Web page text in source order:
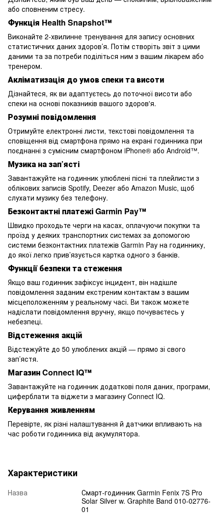
або сповненим стресу.
Функція Health Snapshot™
Виконайте 2-хвилинне тренування для запису основних
статистичних даних здоров’я. Потім створіть звіт з цими
даними та за потреби поділіться ним з вашим лікарем або
тренером.
Акліматизація до умов спеки та висоти
Дізнайтеся, як ви адаптуєтесь до поточної висоти або
спеки на основі показників вашого здоров'я.
Розумні повідомлення
Отримуйте електронні листи, текстові повідомлення та
сповіщення від смартфона прямо на екрані годинника при
поєднанні з сумісним смартфоном iPhone® або Android™.
Музика на зап’ясті
Завантажуйте на годинник улюблені пісні та плейлисти з
облікових записів Spotify, Deezer або Amazon Music, щоб
слухати музику без телефону.
Безконтактні платежі Garmin Pay™
Швидко проходьте черги на касах, оплачуючи покупки та
проїзд у деяких транспортних системах за допомогою
системи безконтактних платежів Garmin Pay на годиннику,
до якої легко прив’язується картка одного з банків.
Функції безпеки та стеження
Якщо ваш годинник зафіксує інцидент, він надішле
повідомлення заданим екстреним контактам з вашим
місцеположенням у реальному часі. Ви також можете
надіслати повідомлення вручну, якщо почуваєтесь у
небезпеці.
Відстеження акцій
Відстежуйте до 50 улюблених акцій — прямо зі свого
зап’ястя.
Магазин Connect IQ™
Завантажуйте на годинник додаткові поля даних, програми,
циферблати та віджети з магазину Connect IQ.
Керування живленням
Перевірте, як різні налаштування й датчики впливають на
час роботи годинника від акумулятора.
Характеристики
Назва
Смарт-годинник Garmin Fenix 7S Pro
Solar Silver w. Graphite Band 010-02776-
01